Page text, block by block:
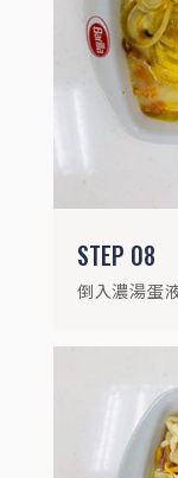
STEP 08
倒入濃湯蛋
STEP09
放上番茄
10